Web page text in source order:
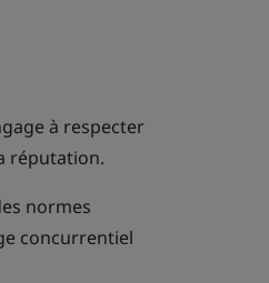
à respecter
réputation.
normes
concurrentiel